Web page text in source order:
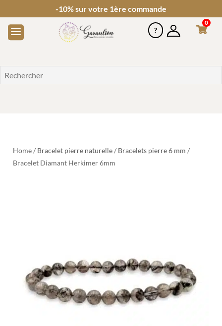
-10% sur votre 1ère commande
0
Home/ Bracelet pierre naturelle/ Bracelets pierre 6 mm /
Bracelet Diamant Herkimer 6mm